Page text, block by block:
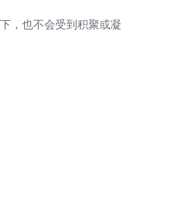
，也不会受到积聚或凝